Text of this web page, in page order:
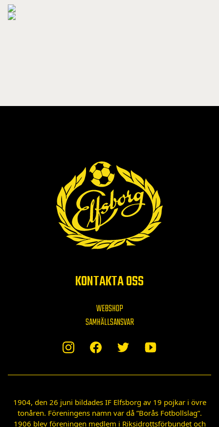
KONTAKTA OSS
WEBSHOP
SAMHÄLLSANSVAR
1904, den 26 juni bildades IF Elfsborg av 19 pojkar i övre
tonåren. Föreningens namn var då ”Borås Fotbollslag”.
1906 blev föreningen medlem i Riksidrottsförbundet och